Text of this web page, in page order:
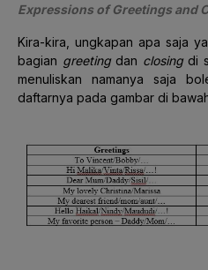
Expressions of Greetings and
Kira-kira, ungkapan apa saja
bagian greetingdan closingdi
menuliskan namanya saja
daftarnya pada gambar di